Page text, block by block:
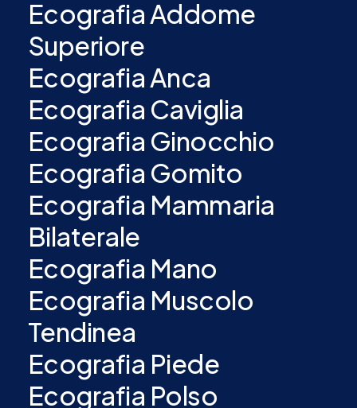
Ecografia Addome
Superiore
Ecografia Anca
Ecografia Caviglia
Ecografia Ginocchio
Ecografia Gomito
Ecografia Mammaria
Bilaterale
Ecografia Mano
Ecografia Muscolo
Tendinea
Ecografia Piede
Ecografia Polso